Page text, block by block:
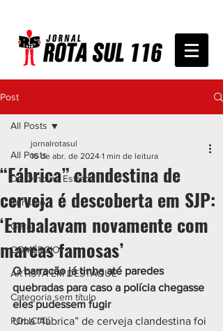
Post
All Posts
De Olho na Estrada
Turismo
Geral
COMÉRCIO
ARTISTA EM DESTAQUE
Categoria sem título
POLICIAL
All Posts
“Fábrica” clandestina de
cerveja é descoberta em SJP:
‘Embalavam novamente com
marcas famosas’
jornalrotasul
16 de abr. de 2024 1 min de leitura
O barracão já tinha até paredes
quebradas para caso a polícia chegasse
eles pudessem fugir
Uma “fábrica” de cerveja clandestina foi